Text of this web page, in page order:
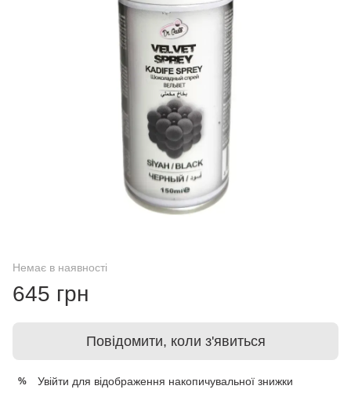
Немає в наявності
645 грн
Повідомити, коли з'явиться
% Увійти для відображення накопичувальної знижки